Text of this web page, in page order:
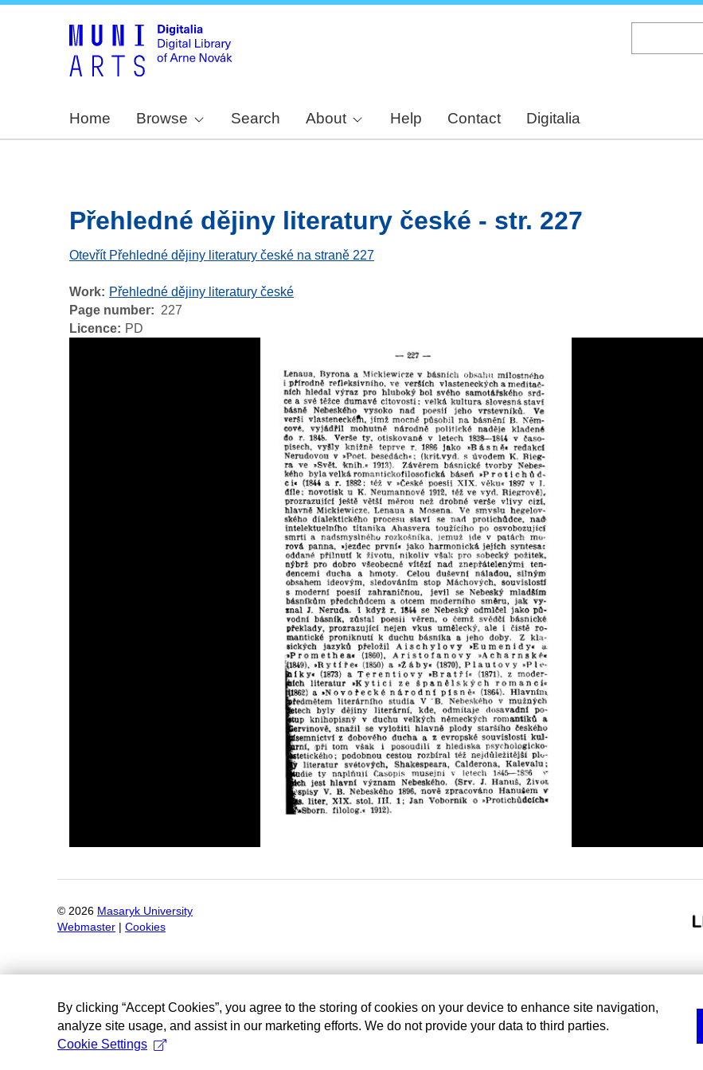
Home Browse Search About Help Contact Digitalia
Přehledné dějiny literatury české - str. 227
Otevřít Přehledné dějiny literatury české na straně 227
Work
Přehledné dějiny literatury české
Page number
227
Licence
PD
© 2026 Masaryk University
Webmaster
Cookies
By clicking “Accept Cookies”, you agree to the storing of cookies on your device to enhance site navigation,
analyze site usage, and assist in our marketing efforts. We do not provide your data to third parties.
Cookie Settings